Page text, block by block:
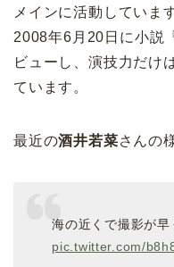
メインに活動していま
2008年6月20日に小説
ビューし、演技力だけ
ています。
最近の酒井若菜さんの
海の近くで撮影が早
pic.twitter.com/